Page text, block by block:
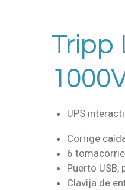
Tripp
UPS
Corrige
6
Puerto USB,
Clavija de